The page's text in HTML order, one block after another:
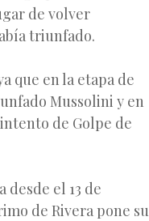
de volver
triunfado.
que en la etapa de
Mussolini y en
de Golpe de
el 13 de
de Rivera pone su